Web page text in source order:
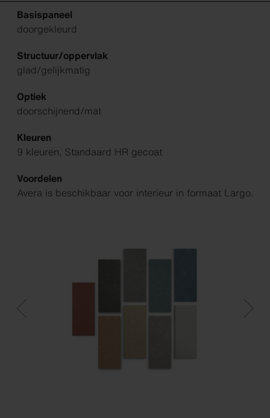
Basispaneel
doorgekleurd
Structuur/oppervlak
glad/gelijkmatig
Optiek
doorschijnend/mat
Kleuren
9 kleuren, Standaard HR gecoat
Voordelen
Avera is beschikbaar voor interieur in formaat Largo.